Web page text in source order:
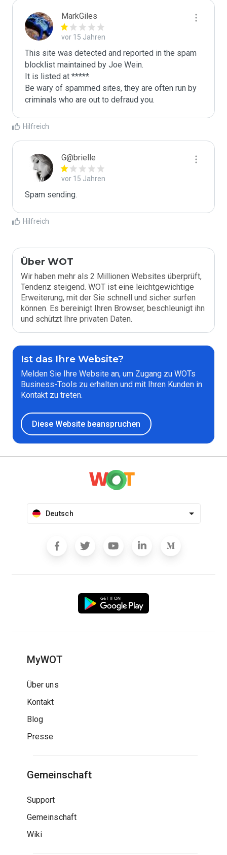
MarkGiles
vor 15 Jahren
This site was detected and reported in the spam
blocklist maintained by Joe Wein.
It is listed at *****
Be wary of spammed sites, they are often run by
criminals who are out to defraud you.
Hilfreich
G@brielle
vor 15 Jahren
Spam sending.
Hilfreich
Über WOT
Wir haben mehr als 2 Millionen Websites überprüft,
Tendenz steigend. WOT ist eine leichtgewichtige
Erweiterung, mit der Sie schnell und sicher surfen
können. Es bereinigt Ihren Browser, beschleunigt ihn
und schützt Ihre privaten Daten.
Ist das Ihre Website?
Melden Sie Ihre Website an, um Zugang zu WOTs
Business-Tools zu erhalten und mit Ihren Kunden in
Kontakt zu treten.
Diese Website beanspruchen
Deutsch
MyWOT
Über uns
Kontakt
Blog
Presse
Gemeinschaft
Support
Gemeinschaft
Wiki